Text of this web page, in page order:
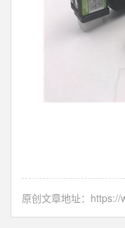
原创文章地址： https://